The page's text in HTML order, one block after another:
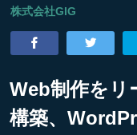
株式会社GIG
Web制作をリ
構築、